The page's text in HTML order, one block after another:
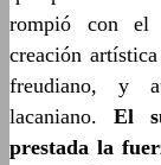
rompió con el
creación
freudiano, y
lacaniano. El
prestada la